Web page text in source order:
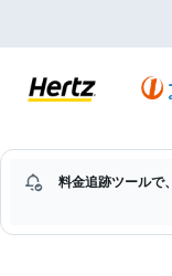
料金追跡ツールで